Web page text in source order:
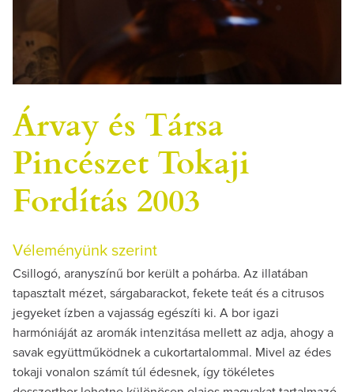
Árvay és Társa
Pincészet Tokaji
Fordítás 2003
Véleményünk szerint
Csillogó, aranyszínű bor került a pohárba. Az illatában
tapasztalt mézet, sárgabarackot, fekete teát és a citrusos
jegyeket ízben a vajasság egészíti ki. A bor igazi
harmóniáját az aromák intenzitása mellett az adja, ahogy a
savak együttműködnek a cukortartalommal. Mivel az édes
tokaji vonalon számít túl édesnek, így tökéletes